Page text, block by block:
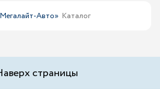
Авто» Каталог
страницы